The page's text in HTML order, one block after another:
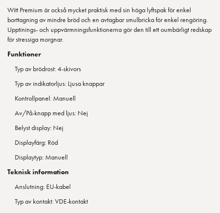
Witt Premium är också mycket praktisk med sin höga lyftspak för enkel
borttagning av mindre bröd och en avtagbar smulbricka för enkel rengöring.
Upptinings- och uppvärmningsfunktionerna gör den till ett oumbärligt redskap
för stressiga morgnar.
Funktioner
Typ av brödrost: 4-skivors
Typ av indikatorljus: Ljusa knappar
Kontrollpanel: Manuell
Av/På-knapp med ljus: Nej
Belyst display: Nej
Displayfärg: Röd
Displaytyp: Manuell
Teknisk information
Anslutning: EU-kabel
Typ av kontakt: VDE-kontakt